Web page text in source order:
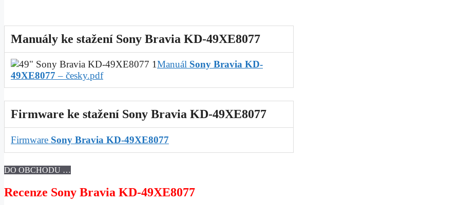
Manuály ke stažení Sony Bravia KD-49XE8077
Manuál Sony Bravia KD-
49XE8077 – česky.pdf
Firmware ke stažení Sony Bravia KD-49XE8077
Firmware Sony Bravia KD-49XE8077
DO OBCHODU …
Recenze Sony Bravia KD-49XE8077